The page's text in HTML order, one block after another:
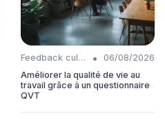
Feedback culture •
06/08/2026
Améliorer la qualité de vie au
travail grâce à un questionnaire
QVT